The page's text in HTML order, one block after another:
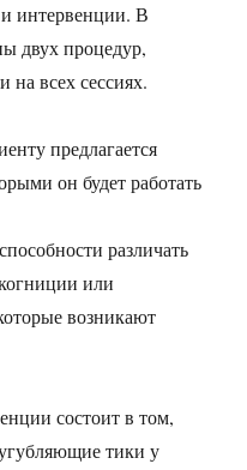
интервенции. В
двух процедур,
на всех сессиях.
предлагается
он будет работать
различать
или
возникают
состоит в том,
тики у